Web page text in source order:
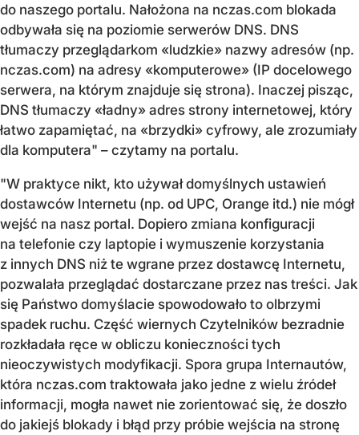
do naszego portalu. Nałożona na nczas.com blokada
odbywała się na poziomie serwerów DNS. DNS
tłumaczy przeglądarkom «ludzkie» nazwy adresów (np.
nczas.com) na adresy «komputerowe» (IP docelowego
serwera, na którym znajduje się strona). Inaczej pisząc,
DNS tłumaczy «ładny» adres strony internetowej, który
łatwo zapamiętać, na «brzydki» cyfrowy, ale zrozumiały
dla komputera" – czytamy na portalu.
"W praktyce nikt, kto używał domyślnych ustawień
dostawców Internetu (np. od UPC, Orange itd.) nie mógł
wejść na nasz portal. Dopiero zmiana konfiguracji
na telefonie czy laptopie i wymuszenie korzystania
z innych DNS niż te wgrane przez dostawcę Internetu,
pozwalała przeglądać dostarczane przez nas treści. Jak
się Państwo domyślacie spowodowało to olbrzymi
spadek ruchu. Część wiernych Czytelników bezradnie
rozkładała ręce w obliczu konieczności tych
nieoczywistych modyfikacji. Spora grupa Internautów,
która nczas.com traktowała jako jedne z wielu źródeł
informacji, mogła nawet nie zorientować się, że doszło
do jakiejś blokady i błąd przy próbie wejścia na stronę